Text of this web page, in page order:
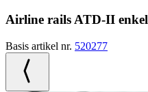
Airline rails ATD-II enkel
Basis artikel nr. 520277